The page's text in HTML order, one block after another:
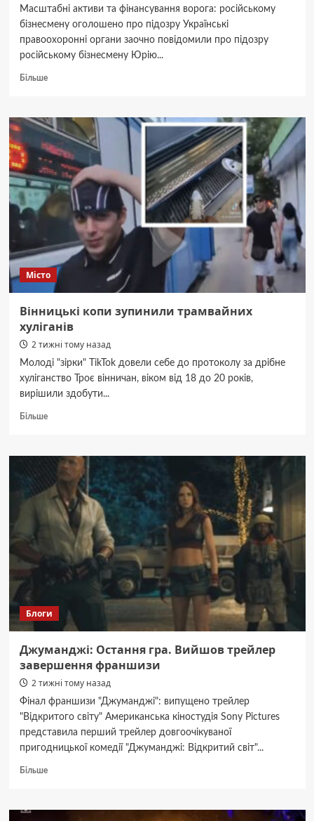
Масштабні активи та фінансування ворога: російському
бізнесмену оголошено про підозру Українські
правоохоронні органи заочно повідомили про підозру
російському бізнесмену Юрію...
БільшеДокладніше
готелів,
активи
на
1,5
млрд
грн:
підозра
російському
бізнесмену
Вінниччині.
Місто
Вінницькі копи зупинили трамвайних
хуліганів
2 тижні тому назад
Молоді "зірки" TikTok довели себе до протоколу за дрібне
хуліганство Троє вінничан, віком від 18 до 20 років,
вирішили здобути...
БільшеДокладніше
копи
зупинили
трамвайних
хуліганів
Блоги
Джуманджі: Остання гра. Вийшов трейлер
завершення франшизи
2 тижні тому назад
Фінал франшизи "Джуманджі": випущено трейлер
"Відкритого світу" Американська кіностудія Sony Pictures
представила перший трейлер довгоочікуваної
пригодницької комедії "Джуманджі: Відкритий світ"...
БільшеДокладніше
Остання